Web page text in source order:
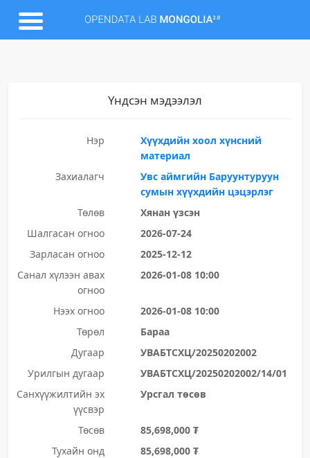
Үндсэн мэдээлэл
Нэр
Хүүхдийн хоол хүнсний
материал
Захиалагч
Увс аймгийн Баруунтуруун
сумын хүүхдийн цэцэрлэг
Төлөв
Хянан үзсэн
Шалгасан огноо
2026-07-24
Зарласан огноо
2025-12-12
Санал хүлээн авах
огноо
2026-01-08 10:00
Нээх огноо
2026-01-08 10:00
Төрөл
Бараа
Дугаар
УВАБТСХЦ/20250202002
Урилгын дугаар
УВАБТСХЦ/20250202002/14/01
Санхүүжилтийн эх
үүсвэр
Урсгал төсөв
Төсөв
85,698,000 ₮
Тухайн онд
85,698,000 ₮